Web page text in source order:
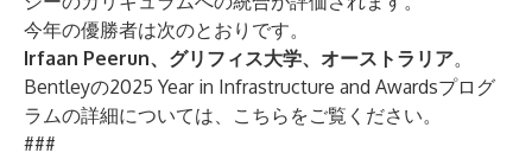
今年の優勝者は次のとおりです。
Irfaan Peerun、グリフィス大学、オーストラリア。
Bentleyの2025 Year in Infrastructure and Awardsプログ
ラムの詳細については、 こちらをご覧ください。
###